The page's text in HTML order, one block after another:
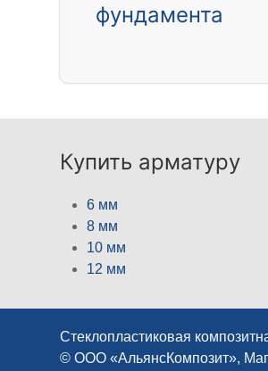
фундамента
Купить арматуру
6 мм
8 мм
10 мм
12 мм
Стеклопластиковая
© ООО «АльянсКомпозит»,